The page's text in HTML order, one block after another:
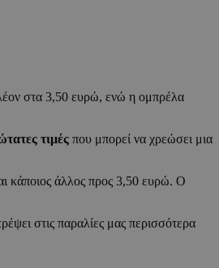
στα 3,50 ευρώ, ενώ η ομπρέλα
τιμές που μπορεί να χρεώσει μια
κάποιος άλλος προς 3,50 ευρώ. Ο
στις παραλίες μας περισσότερα